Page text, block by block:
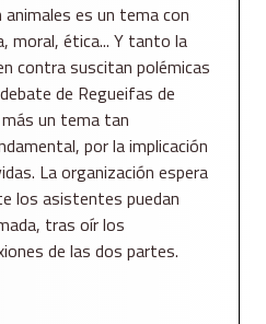
es un tema con
moral, ética... Y tanto la
contra suscitan polémicas
de Regueifas de
un tema tan
por la implicación
La organización espera
los asistentes puedan
tras oír los
de las dos partes.